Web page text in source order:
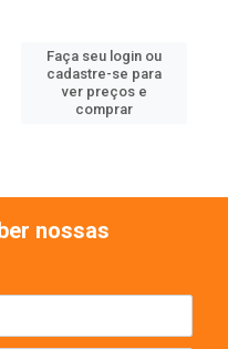
Faça seu login ou
cadastre-se para
ver preços e
comprar
nossas